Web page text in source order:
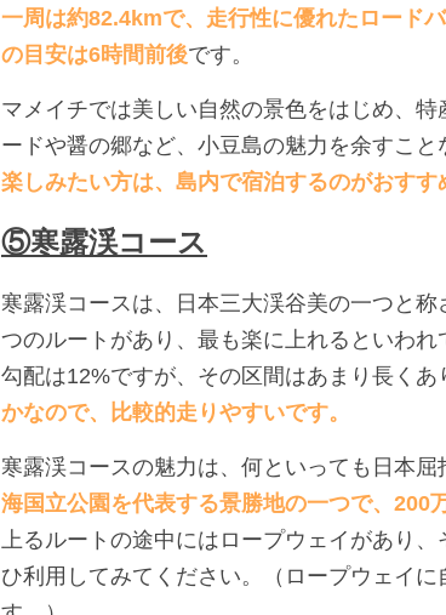
一周は約82.4kmで、走行性に優れたロード
の目安は6時間前後です。
マメイチでは美しい自然の景色をはじめ、
ードや醤の郷など、小豆島の魅力を余すこと
楽しみたい方は、島内で宿泊するのがおすす
⑤寒露渓コース
寒露渓コースは、日本三大渓谷美の一つと
つのルートがあり、最も楽に上れるといわ
勾配は12%ですが、その区間はあまり長くあ
かなので、比較的走りやすいです。
寒露渓コースの魅力は、何といっても日本屈
海国立公園を代表する景勝地の一つで、200
上るルートの途中にはロープウェイがあり
ひ利用してみてください。（ロープウェイ